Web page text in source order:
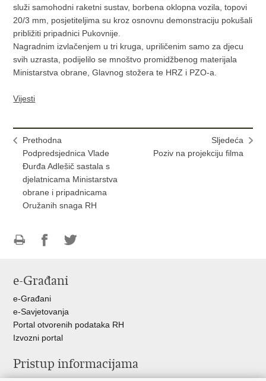
služi samohodni raketni sustav, borbena oklopna vozila, topovi
20/3 mm, posjetiteljima su kroz osnovnu demonstraciju pokušali
približiti pripadnici Pukovnije.
Nagradnim izvlačenjem u tri kruga, upriličenim samo za djecu
svih uzrasta, podijelilo se mnoštvo promidžbenog materijala
Ministarstva obrane, Glavnog stožera te HRZ i PZO-a.
Vijesti
Prethodna
Podpredsjednica Vlade
Đurđa Adlešič sastala s
djelatnicama Ministarstva
obrane i pripadnicama
Oružanih snaga RH
Sljedeća
Poziv na projekciju filma
FacebookuTwitteru
e-Građani
e-Građani
e-Savjetovanja
Portal otvorenih podataka RH
Izvozni portal
Pristup informacijama